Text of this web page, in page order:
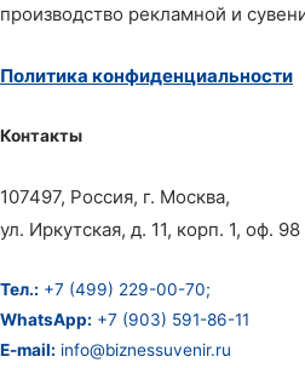
производство рекламной и
Политика конфиденциальности
Контакты
107497, Россия, г. Москва,
ул. Иркутская, д. 11, корп. 1, оф. 98
Тел.: +7 (499) 229-00-70;
WhatsApp: +7 (903) 591-86-11
E-mail: info@biznessuvenir.ru